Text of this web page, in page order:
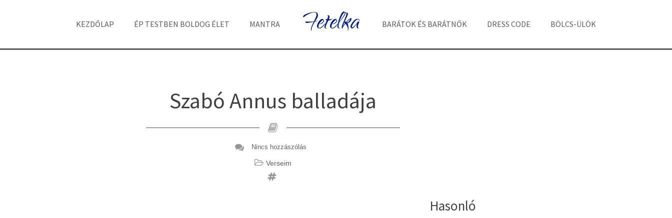
KEZDŐLAP ÉP TESTBEN BOLDOG ÉLET MANTRA Fetelka BARÁTOK ÉS BARÁTNŐK DRESS CODE BÖLCS-ÜLÖK
Szabó Annus balladája
Nincs hozzászólás
Verseim
Hasonló